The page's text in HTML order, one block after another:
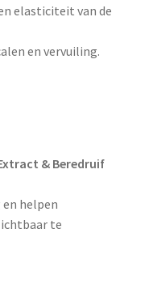
elasticiteit van de
en vervuiling.
& Beredruif
helpen
te